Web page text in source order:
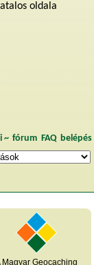
oldala
~ fórum FAQ belépés
Magyar Geocaching